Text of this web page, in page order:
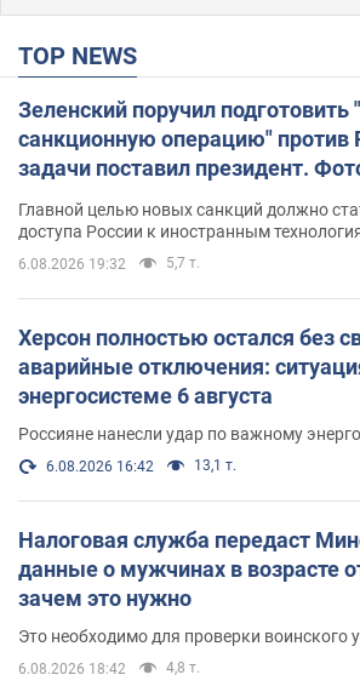
TOP NEWS
Зеленский поручил
санкционную операцию" против
задачи поставил президент.
Главной целью новых санкций должно
доступа России к иностранным
6.08.2026 19:32 5,7 т.
Херсон полностью остался без
аварийные отключения:
энергосистеме 6 августа
Россияне нанесли удар по важному
6.08.2026 16:42 13,1 т.
Налоговая служба передаст
данные о мужчинах в возрасте
зачем это нужно
Это необходимо для проверки воинского
6.08.2026 18:42 4,8 т.